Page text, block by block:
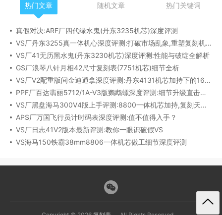
热门文章 随机文章 热门关键词
真假对决:ARF厂四代绿水鬼(丹东3235机芯)深度评测
VS厂丹东3255真一体机心深度评测:打破市场乱象,重塑复刻机芯新标杆​
VS厂41无历黑水鬼(丹东3230机芯)深度评测:性能与破绽全解析
GS厂浪琴八针月相42尺寸复刻表(7751机芯)细节全析
VS厂V2配重版间金迪通拿深度评测:丹东4131机芯加持下的165克精密之作​
PPF厂百达翡丽5712/1A-V3版鹦鹉螺深度评测:细节升级直击正品
VS厂黑盘海马300V4版上手评测:8800一体机芯加持,复刻天花板实至名归?
APS厂万国飞行员计时码表深度评测:值不值得入手？
VS厂日志41V2版本最新评测:教你一眼识破假VS
VS海马150铁霸38mm8806一体机芯做工细节深度评测